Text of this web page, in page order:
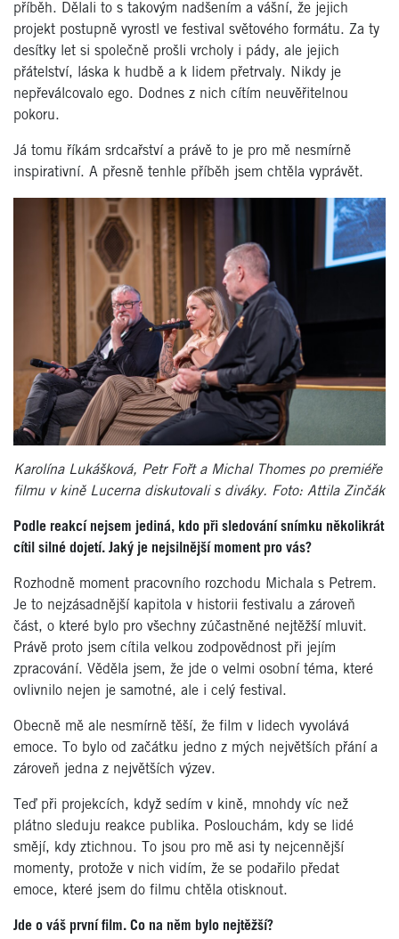
příběh. Dělali to s takovým nadšením a vášní, že jejich
projekt postupně vyrostl ve festival světového formátu. Za ty
desítky let si společně prošli vrcholy i pády, ale jejich
přátelství, l áska k hudbě a k lidem přetrvaly. Nikdy je
nepřeválcovalo ego. Dodnes z nich cítím neuvěřitelnou
pokoru.
Já tomu říkám srdcařství a právě to je pro mě nesmírně
inspirativní. A přesně tenhle příběh jsem chtěla vyprávět.
Karolína Lukášková, Petr Fořt a Michal Thomes po premiéře
filmu v kině Lucerna diskutovali s diváky. Foto: Attila Zinčák
Podle reakcí nejsem jediná, kdo při sledování snímku několikrát
cítil silné dojetí. Jaký je nejsilnější moment pro vás?
Rozhodně moment pracovního rozchodu Michala s Petrem.
Je to nejzásadnější kapitola v historii festivalu a zároveň
část, o které bylo pro všechny zúčastněné nejtěžší mluvit.
Právě proto jsem cítila velkou zodpovědnost při jejím
zpracování. Věděla jsem, že jde o velmi osobní téma, které
ovlivnilo nejen je samotné, ale i celý festival.
Obecně mě ale nesmírně těší, že film v lidech vyvolává
emoce. To bylo od začátku jedno z mých největších přání a
zároveň jedna z největších výzev.
Teď při projekcích, když sed ím v kině, mnohdy víc než
plátno sleduju reakce publika. Poslouchám, kdy se lidé
smějí, kdy ztichnou. To jsou pro mě asi ty nejcennější
momenty, protože v nich vidím, že se podařilo předat
emoce, které jsem do filmu chtěla otisknout.
Jde o váš první film. Co na něm bylo nejtěžší?